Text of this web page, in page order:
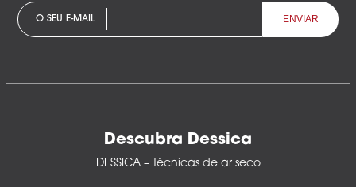
O SEU E-MAIL
Descubra Dessica
DESSICA – Técnicas de ar seco